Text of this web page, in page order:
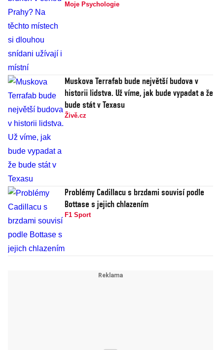
Moje Psychologie
Muskova Terrafab bude největší budova v
historii lidstva. Už víme, jak bude vypadat a že
bude stát v Texasu
Živě.cz
Problémy Cadillacu s brzdami souvisí podle
Bottase s jejich chlazením
F1 Sport